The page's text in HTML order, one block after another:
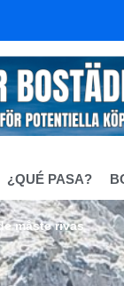
¿QUÉ PASA?
måste rivas